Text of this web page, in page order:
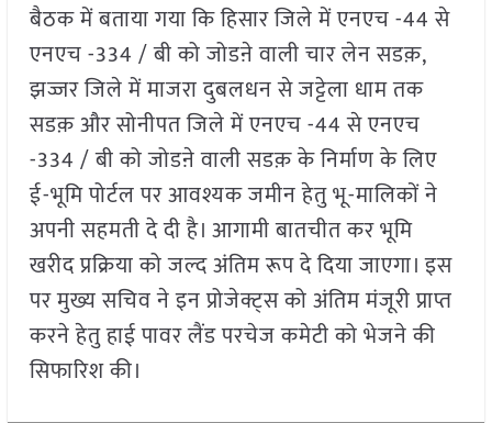
बैठक में बताया गया कि हिसार जिले में एनएच -44 से
एनएच -334 / बी को जोडऩे वाली चार लेन सडक़,
झज्जर जिले में माजरा दुबलधन से जट्टेला धाम तक
सडक़ और सोनीपत जिले में एनएच -44 से एनएच
-334 / बी को जोडऩे वाली सडक़ के निर्माण के लिए
ई-भूमि पोर्टल पर आवश्यक जमीन हेतु भू-मालिकों ने
अपनी सहमती दे दी है। आगामी बातचीत कर भूमि
खरीद प्रक्रिया को जल्द अंतिम रूप दे दिया जाएगा। इस
पर मुख्य सचिव ने इन प्रोजेक्ट्स को अंतिम मंजूरी प्राप्त
करने हेतु हाई पावर लैंड परचेज कमेटी को भेजने की
सिफारिश की।